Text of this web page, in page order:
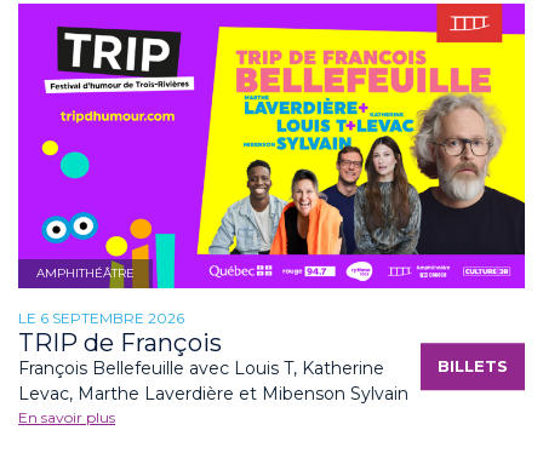
AMPHITHÉÂTRE
LE 6 SEPTEMBRE 2026
TRIP de François
François Bellefeuille avec Louis T, Katherine
Levac, Marthe Laverdière et Mibenson Sylvain
En savoir plus
BILLETS